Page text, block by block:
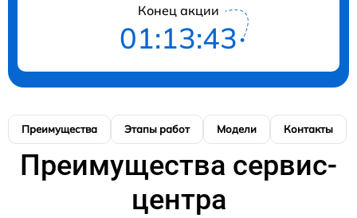
Конец акции
01:13:42
Преимущества Этапы работ Модели Контакты
Преимущества сервис-
центра